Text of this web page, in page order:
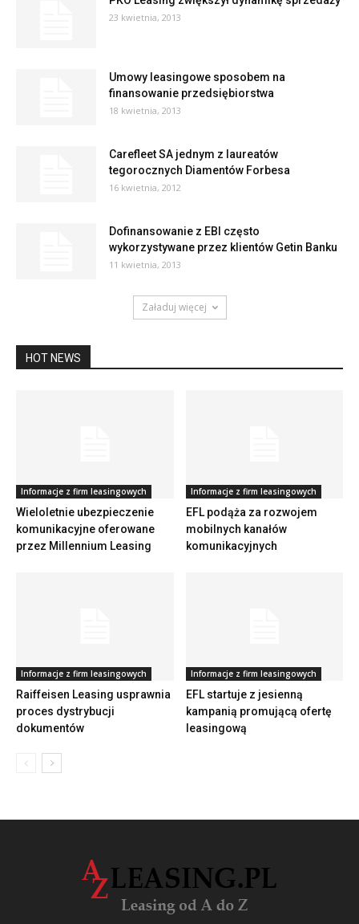
23 kwietnia, 2013
Umowy leasingowe sposobem na
finansowanie przedsiębiorstwa
18 kwietnia, 2013
Carefleet SA jednym z laureatów
tegorocznych Diamentów Forbesa
16 kwietnia, 2012
Dofinansowanie z EBI często
wykorzystywane przez klientów Getin Banku
11 kwietnia, 2013
Załaduj więcej
HOT NEWS
Informacje z firm leasingowych
Wieloletnie ubezpieczenie
komunikacyjne oferowane
przez Millennium Leasing
Informacje z firm leasingowych
EFL podąża za rozwojem
mobilnych kanałów
komunikacyjnych
Informacje z firm leasingowych
Raiffeisen Leasing usprawnia
proces dystrybucji
dokumentów
Informacje z firm leasingowych
EFL startuje z jesienną
kampanią promującą ofertę
leasingową